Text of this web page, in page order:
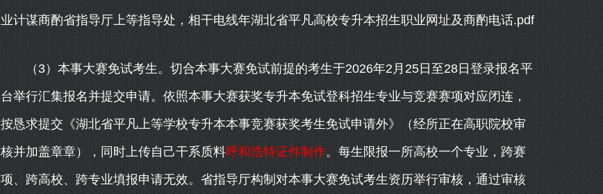
业计谋商酌省指导厅上等指导处，相干电线年湖北省平凡高校专升本招生职业网址及商酌电话.pdf
（3）本事大赛免试考生。切合本事大赛免试前提的考生于2026年2月25日至28日登录报名平
台举行汇集报名并提交申请。依照本事大赛获奖专升本免试登科招生专业与竞赛赛项对应闭连，
按恳求提交《湖北省平凡上等学校专升本本事竞赛获奖考生免试申请外》（经所正在高职院校审
核并加盖章章），同时上传自己干系质料呼和浩特证件制作。每生限报一所高校一个专业，跨赛
项、跨高校、跨专业填报申请无效。省指导厅构制对本事大赛免试考生资历举行审核，通过审核